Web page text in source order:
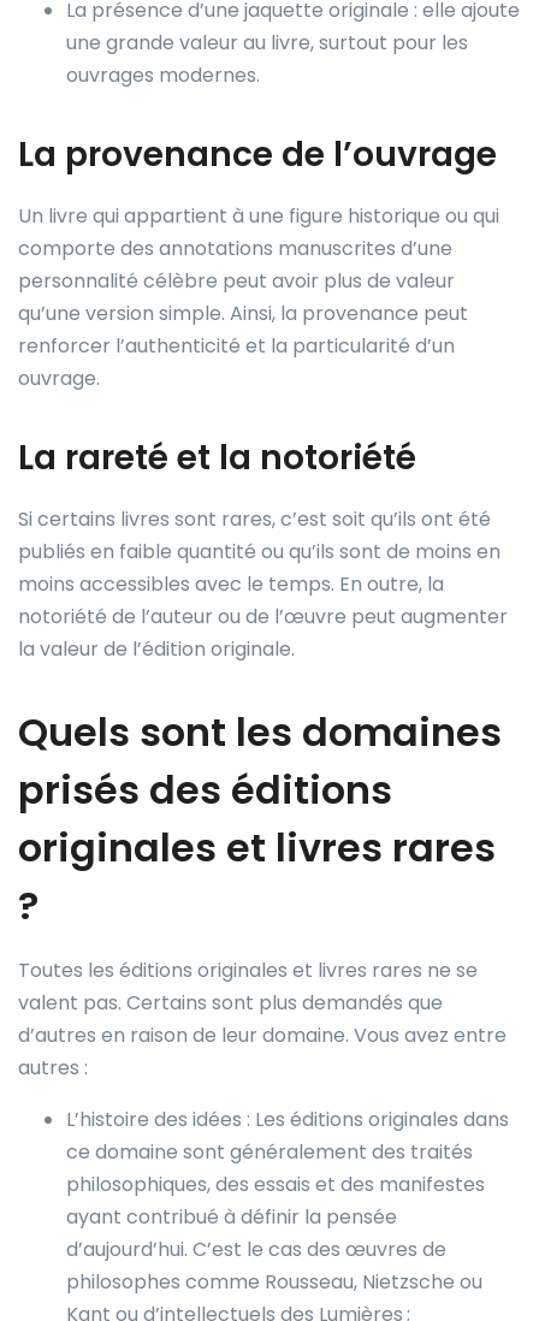
La présence d’une jaquette originale : elle ajoute
une grande valeur au livre, surtout pour les
ouvrages modernes.
La provenance de l’ouvrage
Un livre qui appartient à une figure historique ou qui
comporte des annotations manuscrites d’une
personnalité célèbre peut avoir plus de valeur
qu’une version simple. Ainsi, la provenance peut
renforcer l’authenticité et la particularité d’un
ouvrage.
La rareté et la notoriété
Si certains livres sont rares, c’est soit qu’ils ont été
publiés en faible quantité ou qu’ils sont de moins en
moins accessibles avec le temps. En outre, la
notoriété de l’auteur ou de l’œuvre peut augmenter
la valeur de l’édition originale.
Quels sont les domaines
prisés des éditions
originales et livres rares
?
Toutes les éditions originales et livres rares ne se
valent pas. Certains sont plus demandés que
d’autres en raison de leur domaine. Vous avez entre
autres :
L’histoire des idées : Les éditions originales dans
ce domaine sont généralement des traités
philosophiques, des essais et des manifestes
ayant contribué à définir la pensée
d’aujourd’hui. C’est le cas des œuvres de
philosophes comme Rousseau, Nietzsche ou
Kant ou d’intellectuels des Lumières ;